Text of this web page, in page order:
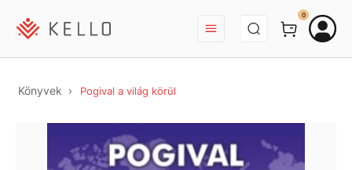
BEJELENTKEZÉS
0
Könyvek Pogival a világ körül